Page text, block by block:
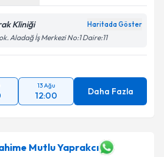
Kliniği Haritada Göster
Aladağ İş Merkezi No:1 Daire:11
13 Ağu
12:00 Daha Fazla
Mutlu Yaprakcı